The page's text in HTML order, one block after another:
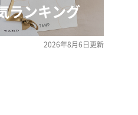
ランキング
2026年8月6日更新